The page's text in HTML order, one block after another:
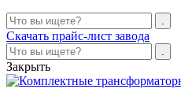
Скачать прайс-лист завода
Закрыть